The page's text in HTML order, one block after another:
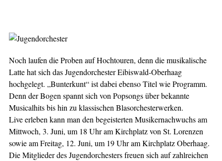
Noch laufen die Proben auf Hochtouren, denn die musikalische
Latte hat sich das Jugendorchester Eibiswald-Oberhaag
hochgelegt. „Bunterkunt“ ist dabei ebenso Titel wie Programm.
Denn der Bogen spannt sich von Popsongs über bekannte
Musicalhits bis hin zu klassischen Blasorchesterwerken.
Live erleben kann man den begeisterten Musikernachwuchs am
Mittwoch, 3. Juni, um 18 Uhr am Kirchplatz von St. Lorenzen
sowie am Freitag, 12. Juni, um 19 Uhr am Kirchplatz Oberhaag.
Die Mitglieder des Jugendorchesters freuen sich auf zahlreichen